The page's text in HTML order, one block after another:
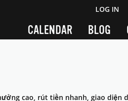
CALENDAR BLOG
LOG IN
cao, rút tiền nhanh, giao diện